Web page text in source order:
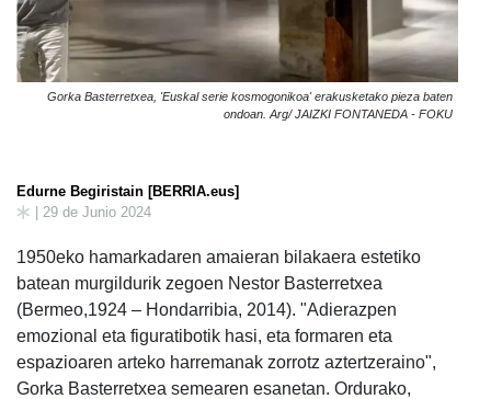
Gorka Basterretxea, 'Euskal serie kosmogonikoa' erakusketako pieza baten
ondoan. Arg/ JAIZKI FONTANEDA - FOKU
Edurne Begiristain [BERRIA.eus]
| 29 de Junio 2024
1950eko hamarkadaren amaieran bilakaera estetiko
batean murgildurik zegoen Nestor Basterretxea
(Bermeo,1924 – Hondarribia, 2014). "Adierazpen
emozional eta figuratibotik hasi, eta formaren eta
espazioaren arteko harremanak zorrotz aztertzeraino",
Gorka Basterretxea semearen esanetan. Ordurako,